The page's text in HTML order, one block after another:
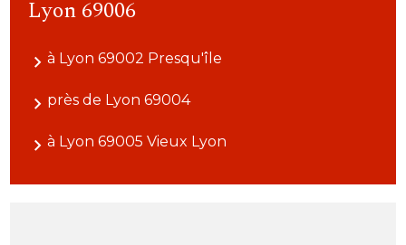
Lyon 69006
à Lyon 69002 Presqu'île
près de Lyon 69004
à Lyon 69005 Vieux Lyon